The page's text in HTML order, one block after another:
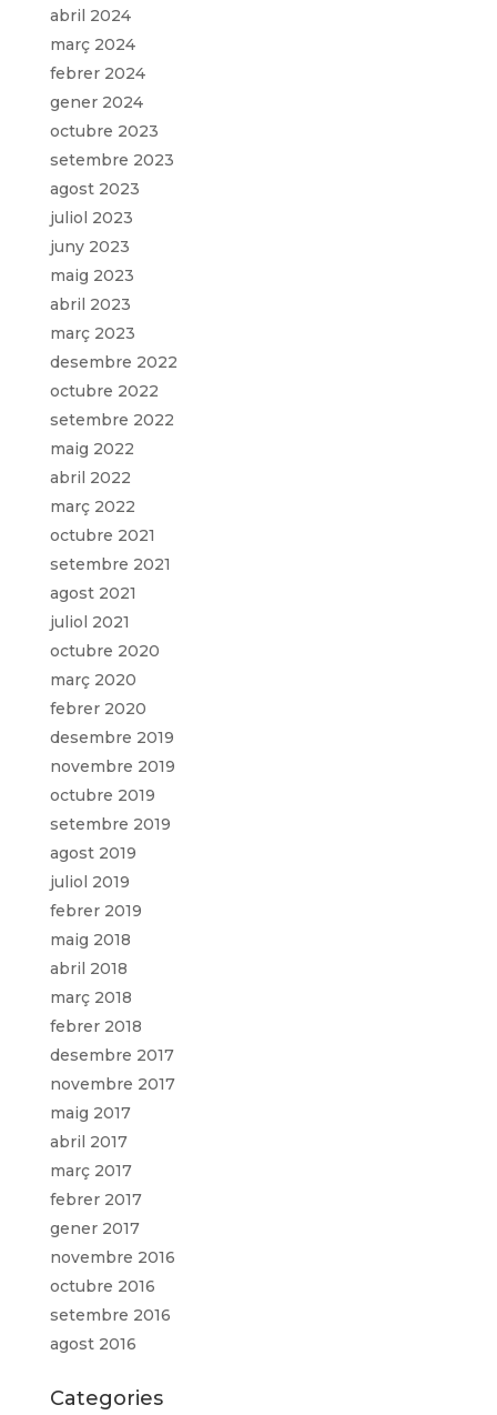
abril 2024
març 2024
febrer 2024
gener 2024
octubre 2023
setembre 2023
agost 2023
juliol 2023
juny 2023
maig 2023
abril 2023
març 2023
desembre 2022
octubre 2022
setembre 2022
maig 2022
abril 2022
març 2022
octubre 2021
setembre 2021
agost 2021
juliol 2021
octubre 2020
març 2020
febrer 2020
desembre 2019
novembre 2019
octubre 2019
setembre 2019
agost 2019
juliol 2019
febrer 2019
maig 2018
abril 2018
març 2018
febrer 2018
desembre 2017
novembre 2017
maig 2017
abril 2017
març 2017
febrer 2017
gener 2017
novembre 2016
octubre 2016
setembre 2016
agost 2016
Categories